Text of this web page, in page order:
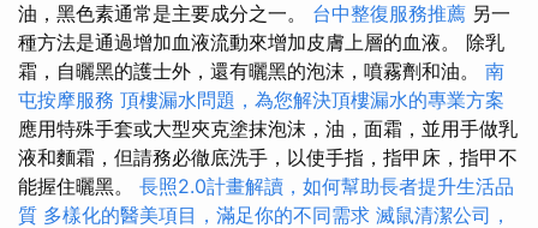
油，黑色素通常是主要成分之一。 台中整復服務推薦 另一
種方法是通過增加血液流動來增加皮膚上層的血液。 除乳
霜，自曬黑的護士外，還有曬黑的泡沫，噴霧劑和油。 南
屯按摩服務 頂樓漏水問題，為您解決頂樓漏水的專業方案
應用特殊手套或大型夾克塗抹泡沫，油，面霜，並用手做乳
液和麵霜，但請務必徹底洗手，以使手指，指甲床，指甲不
能握住曬黑。 長照2.0計畫解讀，如何幫助長者提升生活品
質 多樣化的醫美項目，滿足你的不同需求 滅鼠清潔公司，